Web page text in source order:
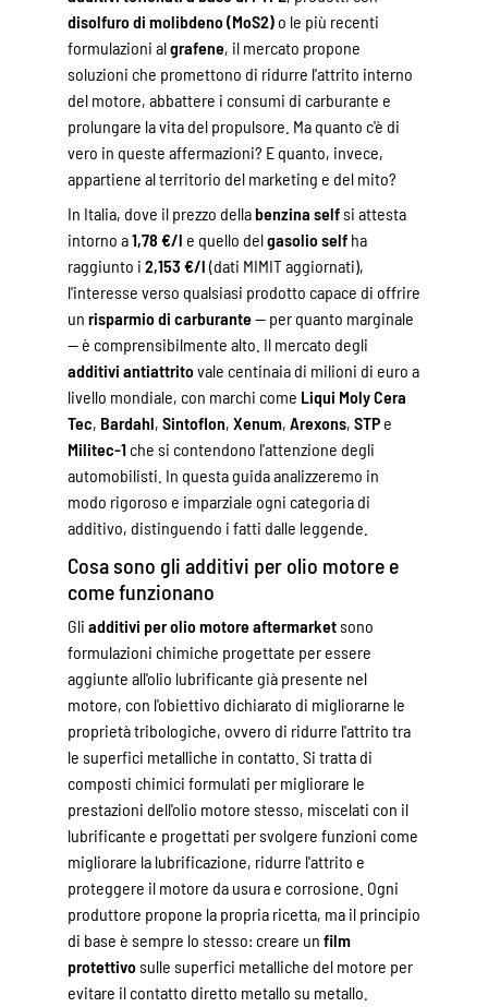
disolfuro di molibdeno (MoS2) o le più recenti
formulazioni algrafene, il mercato propone
soluzioni che promettono di ridurre l'attrito interno
del motore, abbattere i consumi di carburante e
prolungare la vita del propulsore. Ma quanto c'è di
vero in queste affermazioni? E quanto, invece,
appartiene al territorio del marketing e del mito?
In Italia, dove il prezzo dellabenzina selfsi attesta
intorno a1,78 €/l e quello delgasolio self ha
raggiunto i 2,153 €/l (dati MIMIT aggiornati),
l'interesse verso qualsiasi prodotto capace di offrire
un risparmio di carburante— per quanto marginale
— è comprensibilmente alto. Il mercato degli
additivi antiattritovale centinaia di milioni di euro a
livello mondiale, con marchi come Liqui Moly Cera
Tec, Bardahl, Sintoflon, Xenum, Arexons, STP e
Militec-1 che si contendono l'attenzione degli
automobilisti. In questa guida analizzeremo in
modo rigoroso e imparziale ogni categoria di
additivo, distinguendo i fatti dalle leggende.
Cosa sono gli additivi per olio motore e
come funzionano
Gli additivi per olio motore aftermarketsono
formulazioni chimiche progettate per essere
aggiunte all'olio lubrificante già presente nel
motore, con l'obiettivo dichiarato di migliorarne le
proprietà tribologiche, ovvero di ridurre l'attrito tra
le superfici metalliche in contatto. Si tratta di
composti chimici formulati per migliorare le
prestazioni dell'olio motore stesso, miscelati con il
lubrificante e progettati per svolgere funzioni come
migliorare la lubrificazione, ridurre l'attrito e
proteggere il motore da usura e corrosione. Ogni
produttore propone la propria ricetta, ma il principio
di base è sempre lo stesso: creare un film
protettivosulle superfici metalliche del motore per
evitare il contatto diretto metallo su metallo.